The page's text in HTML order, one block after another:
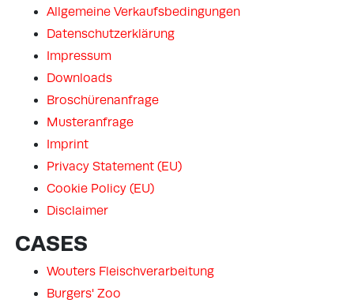
Allgemeine Verkaufsbedingungen
Datenschutzerklärung
Impressum
Downloads
Broschürenanfrage
Musteranfrage
Imprint
Privacy Statement (EU)
Cookie Policy (EU)
Disclaimer
CASES
Wouters Fleischverarbeitung
Burgers' Zoo